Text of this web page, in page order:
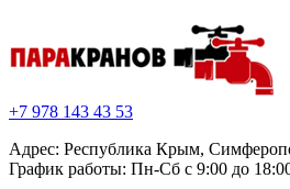
+7 978 143 43 53
Адрес: Республика Крым,
График работы: Пн-Сб с 9:00 до